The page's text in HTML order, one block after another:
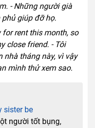
- Những người già
giúp đỡ họ.
for rent this month, so
close friend. - Tôi
nhà tháng này, vì vậy
mình thử xem sao.
sister be
người tốt bụng,